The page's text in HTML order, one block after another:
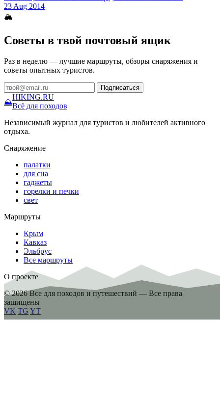
23 Aug 2014
🏔
Советы в твой почтовый ящик
Раз в неделю — лучшие маршруты, обзоры снаряжения и
советы опытных туристов.
Подписаться
⛰
HIKING.RU
Всё для походов
Независимый журнал для туристов и любителей активного
отдыха.
Снаряжение
палатки
для сна
гаджеты
горелки и печки
свет
Маршруты
Крым
Кавказ
Эльбрус
Все маршруты
О проекте
© 2026 Все для походов и путешествий — Все права
защищены
VK TG YT